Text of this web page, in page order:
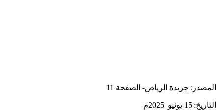
جريدة الرياض- الصفحة 11
2025م